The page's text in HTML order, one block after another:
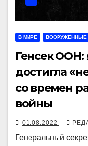
В МИРЕ ВООРУЖЁННЫЕ
Генсек ООН:
достигла
со времен
войны
01.08.2022
Генеральный